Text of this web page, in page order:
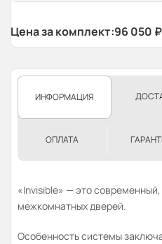
Цена за комплект:96 050 ₽
ИНФОРМАЦИЯ
ОПЛАТА
«Invisible» — это
межкомнатных дверей.
Особенность системы